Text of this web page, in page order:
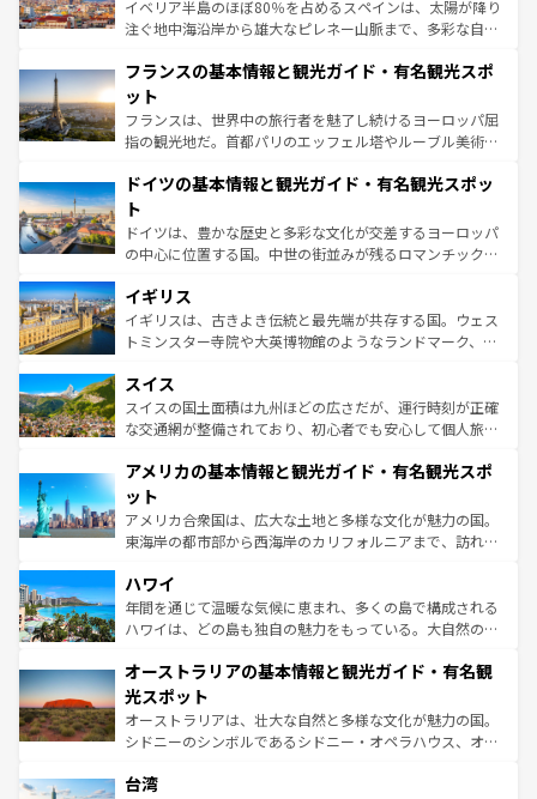
できる。朝目覚めてから夜眠るまで、すべての瞬間を楽し
なお、新着のイタリア情報はコンテンツ一覧を参照してほ
しい。
イベリア半島のほぼ80％を占めるスペインは、太陽が降り
注ぐ地中海沿岸から雄大なピレネー山脈まで、多彩な自然
文化が根付くこの国では、情熱的なフラメンコ、熱気あふ
れる闘牛、そして美味しいタパスが生活の一部となってい
る。首都マドリードの洗練された雰囲気や、バルセロナの
アートに溢れた街角から、地方では古代ローマ遺跡や中世
せる。地方によって風土や気候が異なるスペインはその個
ンテンツ一覧 を参照してほしい。
フランスの基本情報と観光ガイド・有名観光スポ
ット
フランスは、世界中の旅行者を魅了し続けるヨーロッパ屈
指の観光地だ。首都パリのエッフェル塔やルーブル美術館
で、幅広い魅力が詰まっている。華麗な宮殿、歴史的な大
聖堂、美しいビーチ、そして豊かな自然が、訪れる者を心
から魅了する。また、フランスは美食の国としても知ら
れ、フランス料理はユネスコ無形文化遺産にも登録されて
香り高いラベンダー畑など、多彩な楽しみ方が可能だ。さ
らに、パリ以外の地域にも魅力が溢れており、どの街角に
も豊かな歴史と文化が息づいている。パリ以外の個性あふ
を参照してほしい。
ドイツの基本情報と観光ガイド・有名観光スポッ
ト
ドイツは、豊かな歴史と多彩な文化が交差するヨーロッパ
の中心に位置する国。中世の街並みが残るロマンチック街
顔を持つこの国は、どこを歩いても飽きることがない。ベ
ルリンの文化的活気、バイエルン州のアルプスの絶景、そ
してライン川沿いのワイン畑といった風景は必見。ビール
は、お酒好きな人にはぜひ体験してほしい。 なお、新着の
ドイツ情報はコンテンツ一覧を参照してほしい。
イギリス
イギリスは、古きよき伝統と最先端が共存する国。ウェス
トミンスター寺院や大英博物館のようなランドマーク、歴
リアごとに異なる魅力がある。また、優雅なアフタヌーン
ティー、ビール好きにはたまらない英国パブ、サッカー観
戦など、本場だからこそできる体験も豊富。イギリスを旅
ンツ一覧を参照してほしい。
スイス
スイスの国土面積は九州ほどの広さだが、運行時刻が正確
な交通網が整備されており、初心者でも安心して個人旅行
の建物がそのまま残る町や、スイスならではのユニークな
博物館もあり、アルプス観光だけでなく町歩きも満喫する
ことができる。国民の所得が高いため物価も高いが、旅行
者向けの交通パス提供のサービスもあり、うまく活用すれ
着のスイス情報は
アメリカの基本情報と観光ガイド・有名観光スポ
ット
アメリカ合衆国は、広大な土地と多様な文化が魅力の国。
東海岸の都市部から西海岸のカリフォルニアまで、訪れる
のような巨大都市は、観光、ショッピング、エンターテイ
ンメントが詰まった刺激的なスポットだ。一方、アメリカ
西部には大自然が広がり、グランドキャニオンやイエロー
部のニューオーリンズでは、音楽と美食が融合した独特の
文化が魅力。旅行者はアメリカの各地域で異なる魅力を楽
しみながら、その多様性と豊かな歴史を感じることができ
るだろう。車でのロードトリップや列車の旅も、アメリカ
情報は
ハワイ
年間を通じて温暖な気候に恵まれ、多くの島で構成される
ハワイは、どの島も独自の魅力をもっている。大自然の神
ワイ島は見逃せない。また、定番の観光地といえばオアフ
島だが、静かな自然を求めるならマウイ島やカウアイ島が
おすすめ。エメラルドグリーンに輝く海をはじめ、豊かな
文化や歴史が息づいている。「アロハスピリット」と呼ば
人々、おいしいローカルフードやハワイアンミュージッ
オーストラリアの基本情報と観光ガイド・有名観
光スポット
オーストラリアは、壮大な自然と多様な文化が魅力の国。
シドニーのシンボルであるシドニー・オペラハウス、オー
リアリーフや大陸中央部にそびえるウルル（エアーズロッ
台湾